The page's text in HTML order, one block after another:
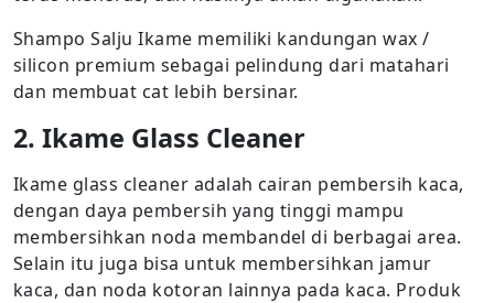
Shampo Salju Ikame memiliki kandungan wax /
silicon premium sebagai pelindung dari matahari
dan membuat cat lebih bersinar.
2. Ikame Glass Cleaner
Ikame glass cleaner adalah cairan pembersih kaca,
dengan daya pembersih yang tinggi mampu
membersihkan noda membandel di berbagai area.
Selain itu juga bisa untuk membersihkan jamur
kaca, dan noda kotoran lainnya pada kaca. Produk